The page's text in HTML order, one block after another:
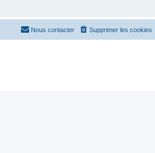
Supprimer les cookies
Nous contacter